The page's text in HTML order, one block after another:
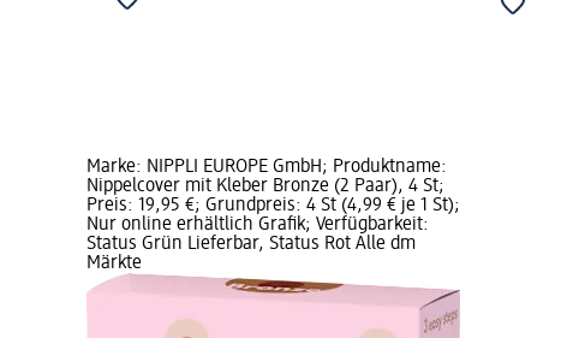
Marke: NIPPLI EUROPE GmbH; Produktname:
Nippelcover mit Kleber Bronze (2 Paar), 4 St;
Preis: 19,95 €; Grundpreis: 4 St (4,99 € je 1 St);
Nur online erhältlich Grafik; Verfügbarkeit:
Status Grün Lieferbar, Status Rot Alle dm
Märkte